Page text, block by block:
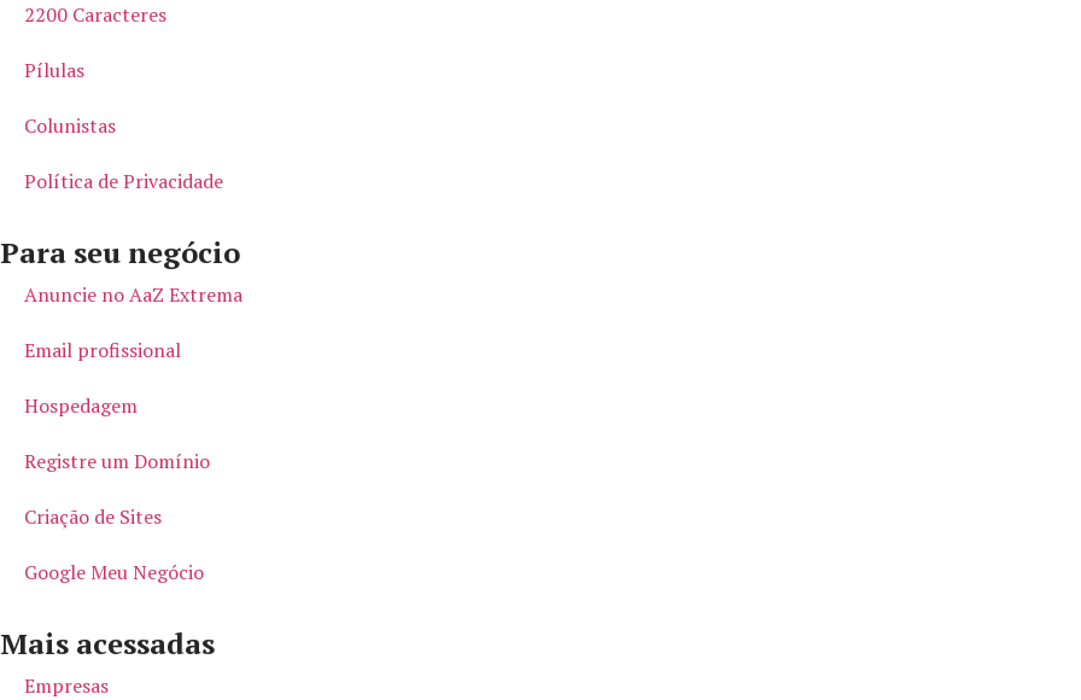
2200 Caracteres
Pílulas
Colunistas
Política de Privacidade
Para seu negócio​
Anuncie no AaZ Extrema
Email profissional
Hospedagem
Registre um Domínio
Criação de Sites
Google Meu Negócio
Mais acessadas
Empresas